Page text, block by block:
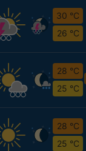
30 °C
26 °C
28 °C
25 °C
28 °C
25 °C